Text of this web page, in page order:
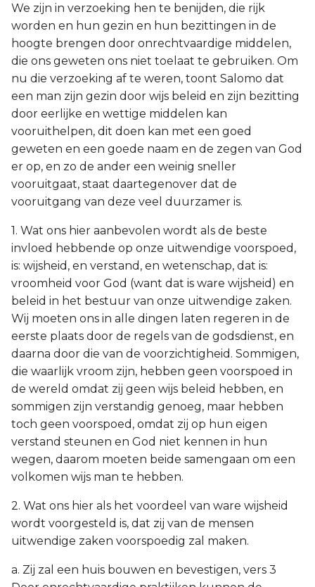
We zijn in verzoeking hen te benijden, die rijk
worden en hun gezin en hun bezittingen in de
hoogte brengen door onrechtvaardige middelen,
die ons geweten ons niet toelaat te gebruiken. Om
nu die verzoeking af te weren, toont Salomo dat
een man zijn gezin door wijs beleid en zijn bezitting
door eerlijke en wettige middelen kan
vooruithelpen, dit doen kan met een goed
geweten en een goede naam en de zegen van God
er op, en zo de ander een weinig sneller
vooruitgaat, staat daartegenover dat de
vooruitgang van deze veel duurzamer is.
1. Wat ons hier aanbevolen wordt als de beste
invloed hebbende op onze uitwendige voorspoed,
is: wijsheid, en verstand, en wetenschap, dat is:
vroomheid voor God (want dat is ware wijsheid) en
beleid in het bestuur van onze uitwendige zaken.
Wij moeten ons in alle dingen laten regeren in de
eerste plaats door de regels van de godsdienst, en
daarna door die van de voorzichtigheid. Sommigen,
die waarlijk vroom zijn, hebben geen voorspoed in
de wereld omdat zij geen wijs beleid hebben, en
sommigen zijn verstandig genoeg, maar hebben
toch geen voorspoed, omdat zij op hun eigen
verstand steunen en God niet kennen in hun
wegen, daarom moeten beide samengaan om een
volkomen wijs man te hebben.
2. Wat ons hier als het voordeel van ware wijsheid
wordt voorgesteld is, dat zij van de mensen
uitwendige zaken voorspoedig zal maken.
a. Zij zal een huis bouwen en bevestigen, vers 3